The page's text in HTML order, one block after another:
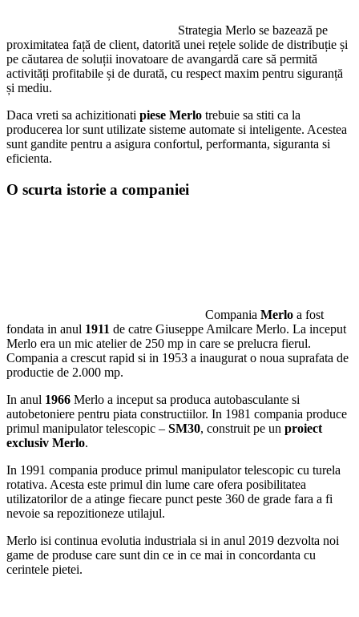
Strategia Merlo se bazează pe
proximitatea față de client, datorită unei rețele solide de distribuție și
pe căutarea de soluții inovatoare de avangardă care să permită
activități profitabile și de durată, cu respect maxim pentru siguranță
și mediu.
Daca vreti sa achizitionati piese Merlo trebuie sa stiti ca la
producerea lor sunt utilizate sisteme automate si inteligente. Acestea
sunt gandite pentru a asigura confortul, performanta, siguranta si
eficienta.
O scurta istorie a companiei
Compania Merlo a fost
fondata in anul 1911 de catre Giuseppe Amilcare Merlo. La inceput
Merlo era un mic atelier de 250 mp in care se prelucra fierul.
Compania a crescut rapid si in 1953 a inaugurat o noua suprafata de
productie de 2.000 mp.
In anul 1966 Merlo a inceput sa produca autobasculante si
autobetoniere pentru piata constructiilor. In 1981 compania produce
primul manipulator telescopic – SM30, construit pe un proiect
exclusiv Merlo.
In 1991 compania produce primul manipulator telescopic cu turela
rotativa. Acesta este primul din lume care ofera posibilitatea
utilizatorilor de a atinge fiecare punct peste 360 de grade fara a fi
nevoie sa repozitioneze utilajul.
Merlo isi continua evolutia industriala si in anul 2019 dezvolta noi
game de produse care sunt din ce in ce mai in concordanta cu
cerintele pietei.